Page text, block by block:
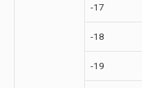
-17
-18
-19